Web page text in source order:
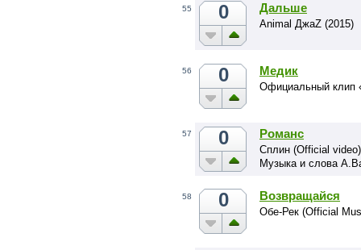
55 0 Дальше
Animal ДжаZ (2015)
56 0 Медик
Официальный клип
57 0 Романс
Сплин (Official
Музыка и слова
58 0 Возвращайся
Обе-Рек (Official